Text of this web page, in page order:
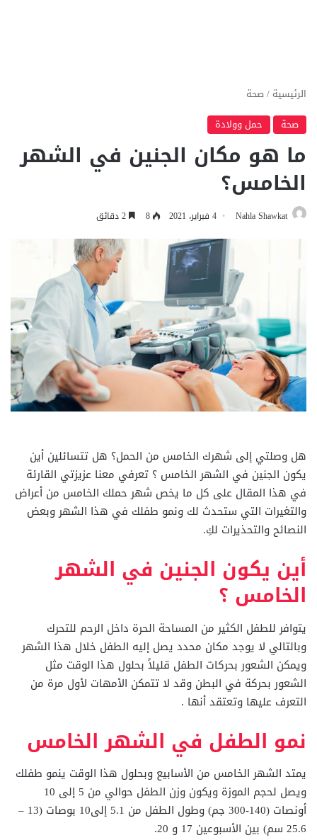
الرئيسية /صحة
صحة
حمل وولادة
ما هو مكان الجنين في الشهر
الخامس؟
Nahla Shawkat 4 فبراير، 2021 8
هل وصلتي إلى شهرك الخامس من الحمل؟ هل تتسائلين أين
يكون الجنين في الشهر الخامس ؟ تعرفي معنا عزيزتي القارئة
في هذا المقال على كل ما يخص شهر حملك الخامس من أعراض
والتغيرات التي ستحدث لك ونمو طفلك في هذا الشهر وبعض
النصائح والتحذيرات لكِ.
أين يكون الجنين في الشهر
الخامس ؟
يتوافر للطفل الكثير من المساحة الحرة داخل الرحم للتحرك
وبالتالي لا يوجد مكان محدد يصل إليه الطفل خلال هذا الشهر
ويمكن الشعور بحركات الطفل قليلاً بحلول هذا الوقت مثل
الشعور بحركة في البطن وقد لا تتمكن الأمهات لأول مرة من
التعرف عليها وتعتقد أنها .
نمو الطفل في الشهر الخامس
يمتد الشهر الخامس من الأسابيع وبحلول هذا الوقت ينمو طفلك
ويصل لحجم الموزة ويكون وزن الطفل حوالي من 5 إلى 10
أونصات (140-300 جم) وطول الطفل من 5.1 إلى10 بوصات (13 –
25.6 سم) بين الأسبوعين 17 و 20.